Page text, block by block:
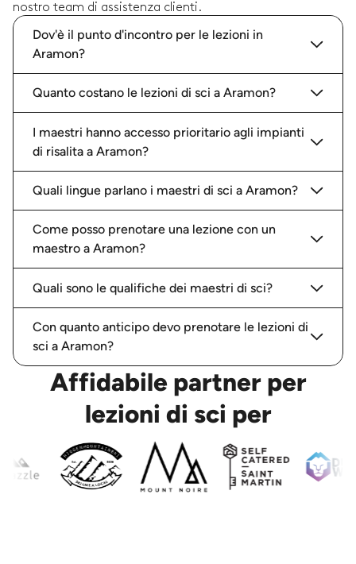
nostro team di assistenza clienti.
Dov'è il punto d'incontro per le lezioni in
Aramon?
Quanto costano le lezioni di sci a Aramon?
I maestri hanno accesso prioritario agli impianti
di risalita a Aramon?
Quali lingue parlano i maestri di sci a Aramon?
Come posso prenotare una lezione con un
maestro a Aramon?
Quali sono le qualifiche dei maestri di sci?
Con quanto anticipo devo prenotare le lezioni di
sci a Aramon?
Affidabile partner per
lezioni di sci per